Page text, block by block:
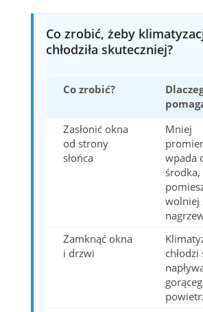
Co zrobić, żeby
chłodziła skuteczniej?
Co zrobić?
Zasłonić okna
od strony
słońca
Mniej
wpada
środka,
wolniej
Zamknąć okna
i drzwi
chłodzi